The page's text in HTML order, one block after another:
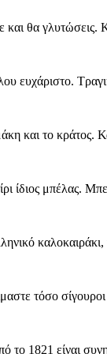
θα γλυτώσεις.
ευχάριστο.
και το κράτος.
ίδιος μπέλας.
τόσο
1821 είναι